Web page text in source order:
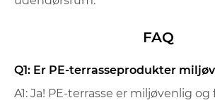
FAQ
Q1: Er PE-terrasseprodukter
A1: Ja! PE-terrasse er miljøvenlig